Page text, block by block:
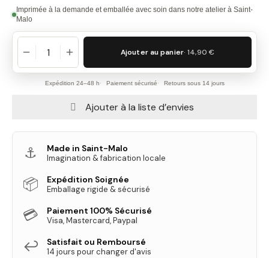
Imprimée à la demande et emballée avec soin dans notre atelier à Saint-
Malo
Ajouter au panier· 14,90 €
Expédition 24–48 h Paiement sécurisé Retours sous 14 jours
Ajouter à la liste d’envies
⚓ Made in Saint-Malo
Imagination & fabrication locale
📦 Expédition Soignée
Emballage rigide & sécurisé
💳 Paiement 100% Sécurisé
Visa, Mastercard, Paypal
↩️ Satisfait ou Remboursé
14 jours pour changer d'avis